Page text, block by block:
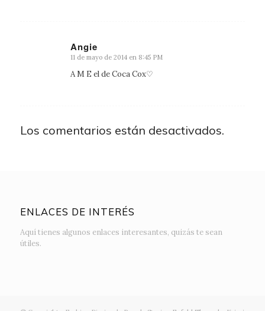
Angie
Dice:
11 de mayo de 2014 en 8:45 PM
A M E el de Coca Cox♡
Los comentarios están desactivados.
ENLACES DE INTERÉS
Aquí tienes algunos enlaces interesantes, quizás te sean
útiles.